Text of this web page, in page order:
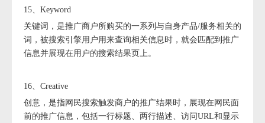
15、Keyword
关键词，是推广商户所购买的一系列与自身产品/服务相关的
词，被搜索引擎用户用来查询相关信息时，就会匹配到推广
信息并展现在用户的搜索结果页上。
16、Creative
创意，是指网民搜索触发商户的推广结果时，展现在网民面
前的推广信息，包括一行标题、两行描述、访问URL和显示